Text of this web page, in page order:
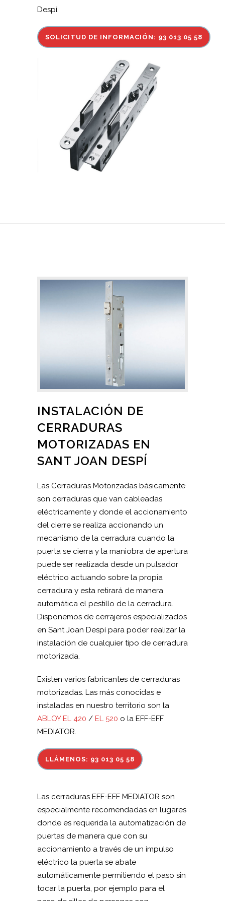
Despí.
SOLICITUD DE INFORMACIÓN: 93 013 05 58
INSTALACIÓN DE
CERRADURAS
MOTORIZADAS EN
SANT JOAN DESPÍ
Las Cerraduras Motorizadas básicamente
son cerraduras que van cableadas
eléctricamente y donde el accionamiento
del cierre se realiza accionando un
mecanismo de la cerradura cuando la
puerta se cierra y la maniobra de apertura
puede ser realizada desde un pulsador
eléctrico actuando sobre la propia
cerradura y esta retirará de manera
automática el pestillo de la cerradura.
Disponemos de cerrajeros especializados
en Sant Joan Despí para poder realizar la
instalación de cualquier tipo de cerradura
motorizada.
Existen varios fabricantes de cerraduras
motorizadas. Las más conocidas e
instaladas en nuestro territorio son la
ABLOY EL 420 / EL 520 o la EFF-EFF
MEDIATOR.
LLÁMENOS: 93 013 05 58
Las cerraduras EFF-EFF MEDIATOR son
especialmente recomendadas en lugares
donde es requerida la automatización de
puertas de manera que con su
accionamiento a través de un impulso
eléctrico la puerta se abate
automáticamente permitiendo el paso sin
tocar la puerta, por ejemplo para el